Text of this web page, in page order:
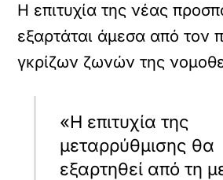
Η επιτυχία της νέας
εξαρτάται άμεσα από τον
γκρίζων ζωνών της
«Η επιτυχία της
μεταρρύθμισης θα
εξαρτηθεί από τη